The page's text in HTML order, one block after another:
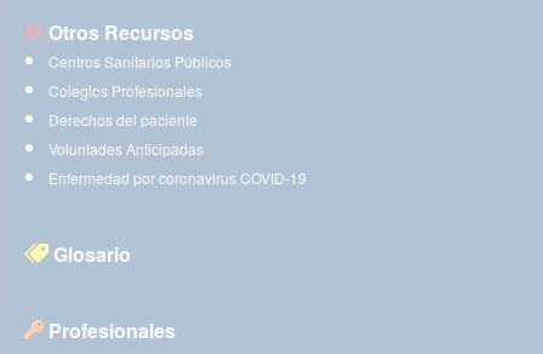
Otros Recursos
Centros Sanitarios Públicos
Colegios Profesionales
Derechos del paciente
Voluntades Anticipadas
Enfermedad por coronavirus COVID-19
Glosario
Profesionales